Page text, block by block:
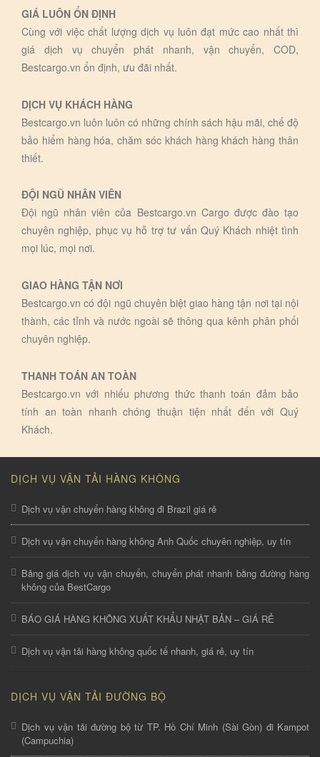
GIÁ LUÔN ỔN ĐỊNH
Cùng với việc chất lượng dịch vụ luôn đạt mức cao nhất thì
giá dịch vụ chuyển phát nhanh, vận chuyển, COD,
Bestcargo.vn ổn định, ưu đãi nhất.
DỊCH VỤ KHÁCH HÀNG
Bestcargo.vn luôn luôn có những chính sách hậu mãi, chế độ
bảo hiểm hàng hóa, chăm sóc khách hàng khách hàng thân
thiết.
ĐỘI NGŨ NHÂN VIÊN
Đội ngũ nhân viên của Bestcargo.vn Cargo được đào tạo
chuyên nghiệp, phục vụ hỗ trợ tư vấn Quý Khách nhiệt tình
mọi lúc, mọi nơi.
GIAO HÀNG TẬN NƠI
Bestcargo.vn có đội ngũ chuyên biệt giao hàng tận nơi tại nội
thành, các tỉnh và nước ngoài sẽ thông qua kênh phân phối
chuyên nghiệp.
THANH TOÁN AN TOÀN
Bestcargo.vn với nhiếu phương thức thanh toán đảm bảo
tính an toàn nhanh chóng thuận tiện nhất đến với Quý
Khách.
DỊCH VỤ VẬN TẢI HÀNG KHÔNG
Dịch vụ vận chuyển hàng không đi Brazil giá rẻ
Dịch vụ vận chuyển hàng không Anh Quốc chuyên nghiệp, uy tín
Bảng giá dịch vụ vận chuyển, chuyển phát nhanh bằng đường hàng
không của BestCargo
BÁO GIÁ HÀNG KHÔNG XUẤT KHẨU NHẬT BẢN – GIÁ RẺ
Dịch vụ vận tải hàng không quốc tế nhanh, giá rẻ, uy tín
DỊCH VỤ VẬN TẢI ĐƯỜNG BỘ
Dịch vụ vận tải đường bộ từ TP. Hồ Chí Minh (Sài Gòn) đi Kampot
(Campuchia)